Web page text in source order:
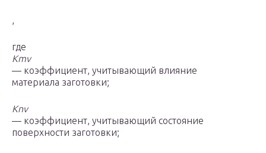
,
где
Kmv
— коэффициент, учитывающий влияние
материала заготовки;
Knv
— коэффициент, учитывающий состояние
поверхности заготовки;